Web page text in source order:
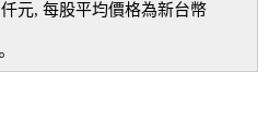
元, 每股平均價格為新台幣